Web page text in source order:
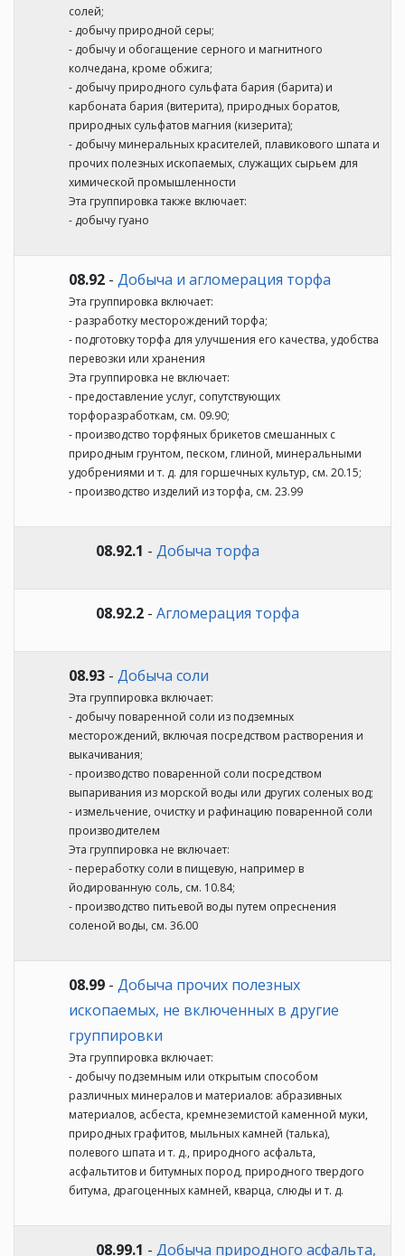
солей;
- добычу природной серы;
- добычу и обогащение серного и магнитного
колчедана, кроме обжига;
- добычу природного сульфата бария (барита) и
карбоната бария (витерита), природных боратов,
природных сульфатов магния (кизерита);
- добычу минеральных красителей, плавикового шпата и
прочих полезных ископаемых, служащих сырьем для
химической промышленности
Эта группировка также включает:
- добычу гуано
08.92 - Добыча и агломерация торфа
Эта группировка включает:
- разработку месторождений торфа;
- подготовку торфа для улучшения его качества, удобства
перевозки или хранения
Эта группировка не включает:
- предоставление услуг, сопутствующих
торфоразработкам, см. 09.90;
- производство торфяных брикетов смешанных с
природным грунтом, песком, глиной, минеральными
удобрениями и т. д. для горшечных культур, см. 20.15;
- производство изделий из торфа, см. 23.99
08.92.1 - Добыча торфа
08.92.2 - Агломерация торфа
08.93 - Добыча соли
Эта группировка включает:
- добычу поваренной соли из подземных
месторождений, включая посредством растворения и
выкачивания;
- производство поваренной соли посредством
выпаривания из морской воды или других соленых вод;
- измельчение, очистку и рафинацию поваренной соли
производителем
Эта группировка не включает:
- переработку соли в пищевую, например в
йодированную соль, см. 10.84;
- производство питьевой воды путем опреснения
соленой воды, см. 36.00
08.99 - Добыча прочих полезных
ископаемых, не включенных в другие
группировки
Эта группировка включает:
- добычу подземным или открытым способом
различных минералов и материалов: абразивных
материалов, асбеста, кремнеземистой каменной муки,
природных графитов, мыльных камней (талька),
полевого шпата и т. д., природного асфальта,
асфальтитов и битумных пород, природного твердого
битума, драгоценных камней, кварца, слюды и т. д.
08.99.1 - Добыча природного асфальта,